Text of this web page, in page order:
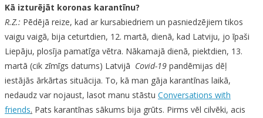
Kā izturējāt koronas karantīnu?
R.Z.: Pēdējā reize, kad ar kursabiedriem un pasniedzējiem tikos
vaigu vaigā, bija ceturtdien, 12. martā, dienā, kad Latviju, jo īpaši
Liepāju, plosīja pamatīga vētra. Nākamajā dienā, piektdien, 13.
martā (cik zīmīgs datums) Latvijā Covid-19 pandēmijas dēļ
iestājās ārkārtas situācija. To, kā man gāja karantīnas laikā,
nedaudz var nojaust, lasot manu stāstu Conversations with
friends. Pats karantīnas sākums bija grūts. Pirms vēl cilvēki, acis